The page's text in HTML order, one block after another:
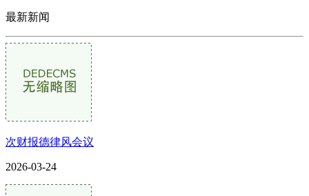
最新新闻
次财报德律风会议
2026-03-24